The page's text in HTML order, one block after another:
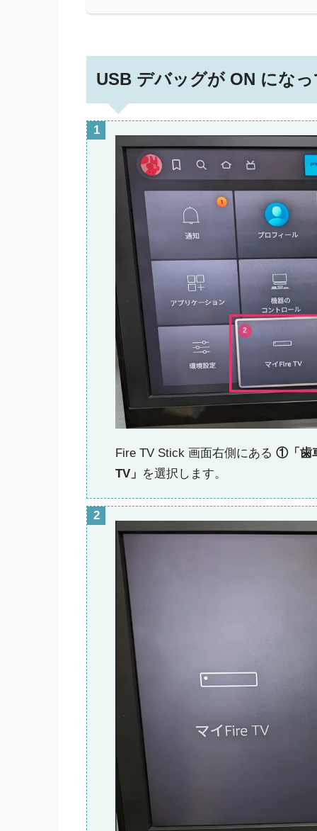
USB デバッグが ON にな
Fire TV Stick 画面右側にある ①「歯
TV」 を選択します。